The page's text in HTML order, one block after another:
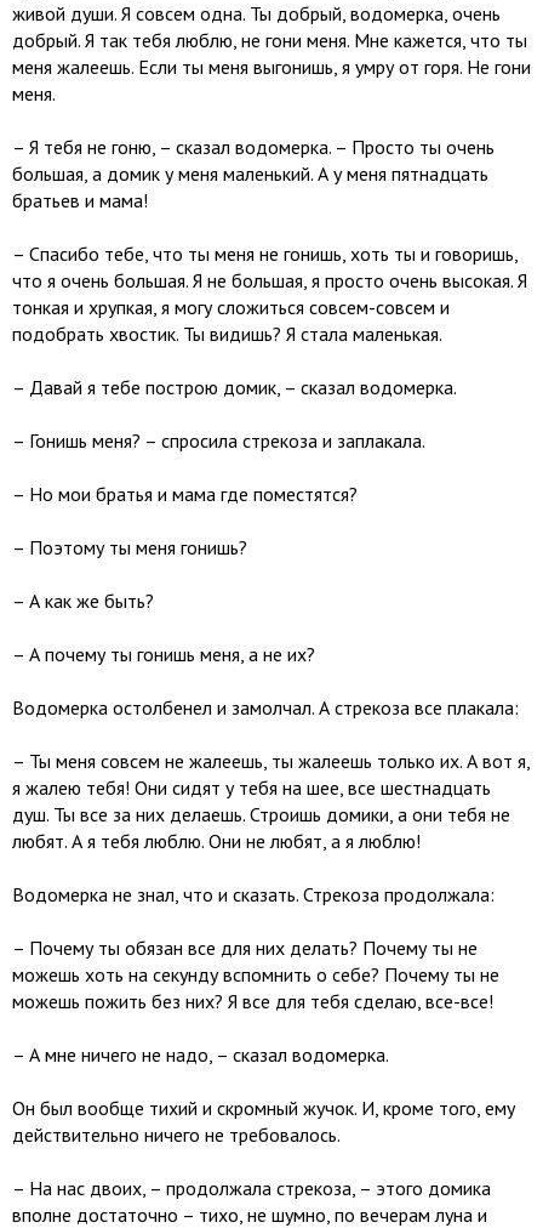
живой души. Я совсем одна. Ты добрый, водомерка, очень
добрый. Я так тебя люблю, не гони меня. Мне кажется, что ты
меня жалеешь. Если ты меня выгонишь, я умру от горя. Не гони
меня.
– Я тебя не гоню, – сказал водомерка. – Просто ты очень
большая, а домик у меня маленький. А у меня пятнадцать
братьев и мама!
– Спасибо тебе, что ты меня не гонишь, хоть ты и говоришь,
что я очень большая. Я не большая, я просто очень высокая. Я
тонкая и хрупкая, я могу сложиться совсем-совсем и
подобрать хвостик. Ты видишь? Я стала маленькая.
– Давай я тебе построю домик, – сказал водомерка.
– Гонишь меня? – спросила стрекоза и заплакала.
– Но мои братья и мама где поместятся?
– Поэтому ты меня гонишь?
– А как же быть?
– А почему ты гонишь меня, а не их?
Водомерка остолбенел и замолчал. А стрекоза все плакала:
– Ты меня совсем не жалеешь, ты жалеешь только их. А вот я,
я жалею тебя! Они сидят у тебя на шее, все шестнадцать
душ. Ты все за них делаешь. Строишь домики, а они тебя не
любят. А я тебя люблю. Они не любят, а я люблю!
Водомерка не знал, что и сказать. Стрекоза продолжала:
– Почему ты обязан все для них делать? Почему ты не
можешь хоть на секунду вспомнить о себе? Почему ты не
можешь пожить без них? Я все для тебя сделаю, все-все!
– А мне ничего не надо, – сказал водомерка.
Он был вообще тихий и скромный жучок. И, кроме того, ему
действительно ничего не требовалось.
– На нас двоих, – продолжала стрекоза, – этого домика
вполне достаточно – тихо, не шумно, по вечерам луна и